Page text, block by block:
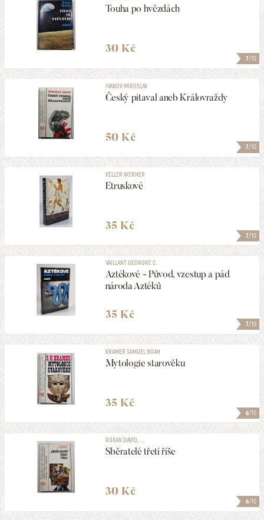
7/10
Touha po hvězdách
30 Kč
7/10
IVANOV MIROSLAV
Český pitaval aneb Královraždy
50 Kč
7/10
KELLER WERNER
Etruskové
35 Kč
7/10
VAILLANT GEORGRE C.
Aztékové - Původ, vzestup a pád
národa Aztéků
35 Kč
6/10
KRAMER SAMUEL NOAH
Mytologie starověku
35 Kč
6/10
ROXAN DAVID, ...
Sběratelé třetí říše
30 Kč